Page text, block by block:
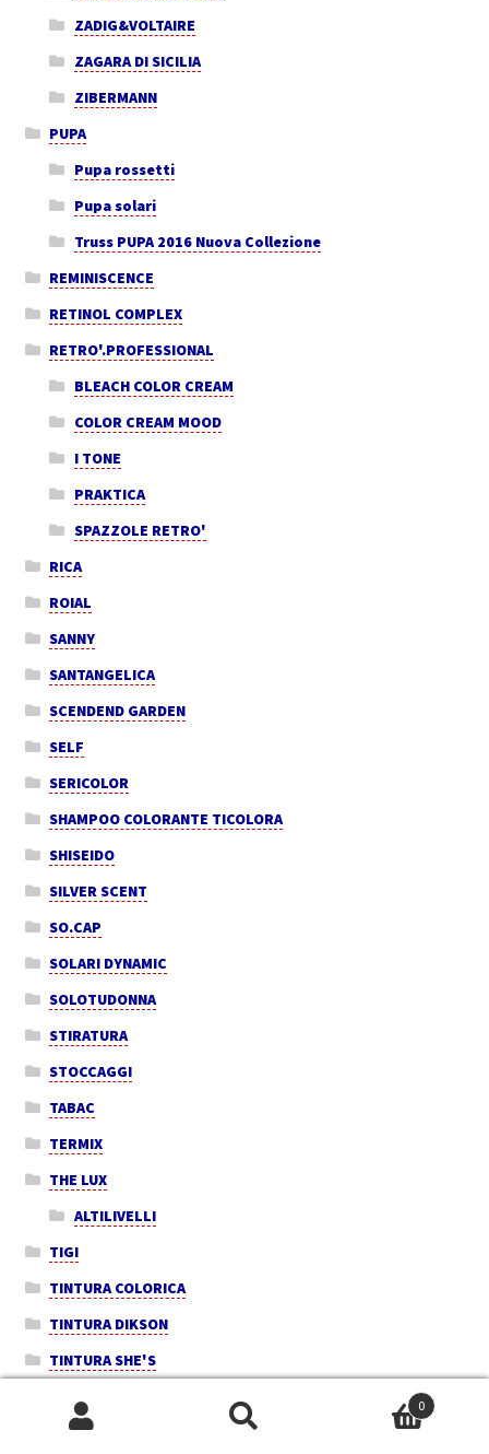
ZADIG&VOLTAIRE
ZAGARA DI SICILIA
ZIBERMANN
PUPA
Pupa rossetti
Pupa solari
Truss PUPA 2016 Nuova Collezione
REMINISCENCE
RETINOL COMPLEX
RETRO'.PROFESSIONAL
BLEACH COLOR CREAM
COLOR CREAM MOOD
I TONE
PRAKTICA
SPAZZOLE RETRO'
RICA
ROIAL
SANNY
SANTANGELICA
SCENDEND GARDEN
SELF
SERICOLOR
SHAMPOO COLORANTE TICOLORA
SHISEIDO
SILVER SCENT
SO.CAP
SOLARI DYNAMIC
SOLOTUDONNA
STIRATURA
STOCCAGGI
TABAC
TERMIX
THE LUX
ALTILIVELLI
TIGI
TINTURA COLORICA
TINTURA DIKSON
TINTURA SHE'S
Truss DEBORAH
0